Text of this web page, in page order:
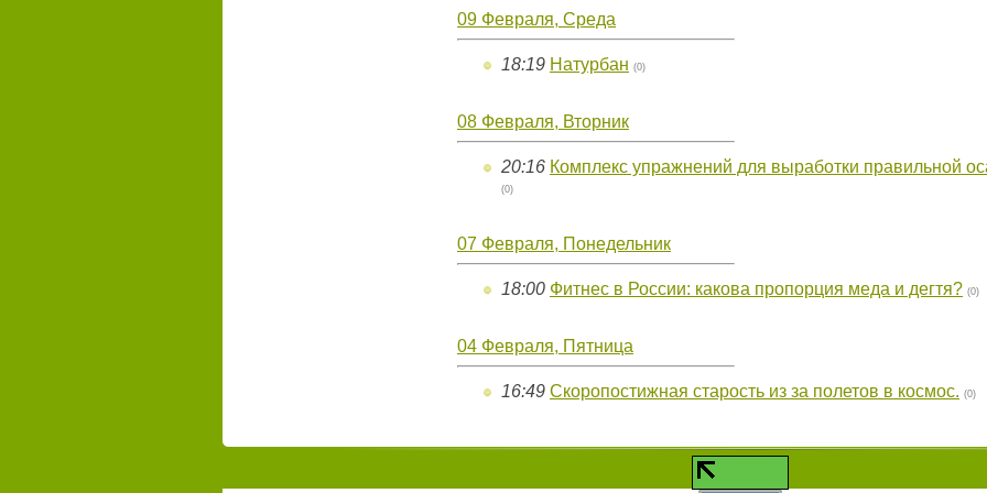
09 Февраля, Среда
18:19 Натурбан (0)
08 Февраля, Вторник
20:16 Комплекс упражнений для выработки правильной
(0)
07 Февраля, Понедельник
18:00 Фитнес в России: какова пропорция меда и дегтя? (0)
04 Февраля, Пятница
16:49 Скоропостижная старость из за полетов в космос. (0)